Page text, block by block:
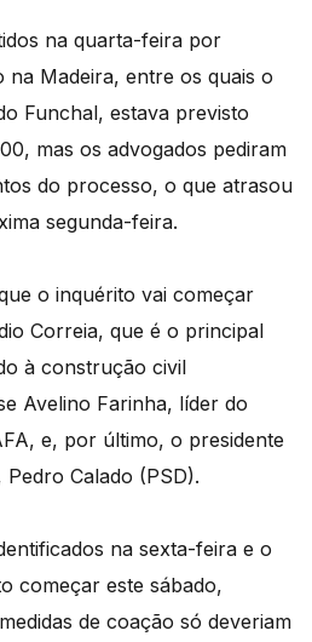
na quarta-feira por
Madeira, entre os quais o
Funchal, estava previsto
mas os advogados pediram
do processo, o que atrasou
segunda-feira.
o inquérito vai começar
Correia, que é o principal
à construção civil
Avelino Farinha, líder do
e, por último, o presidente
Calado (PSD).
na sexta-feira e o
começar este sábado,
de coação só deveriam